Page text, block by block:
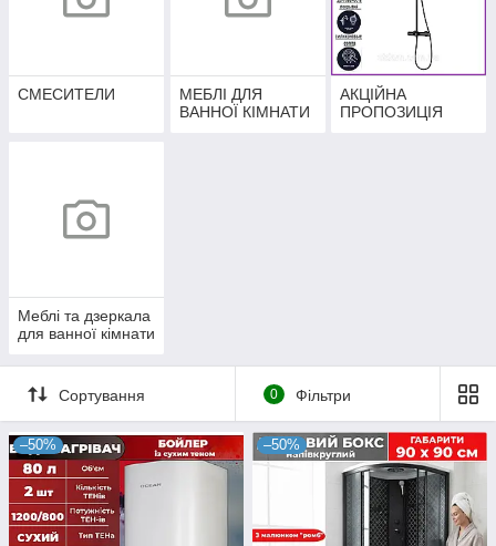
СМЕСИТЕЛИ
МЕБЛІ ДЛЯ
ВАННОЇ КІМНАТИ
АКЦІЙНА
ПРОПОЗИЦІЯ
Меблі та дзеркала
для ванної кімнати
Сортування 0 Фільтри
–50% –50%